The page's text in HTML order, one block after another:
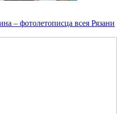
– фотолетописца всея Рязани